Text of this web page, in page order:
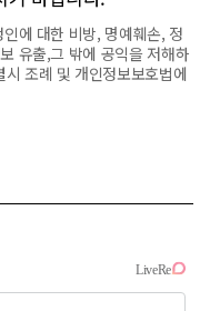
에 대한 비방, 명예훼손, 정
유출,그 밖에 공익을 저해하
조례 및 개인정보보호법에